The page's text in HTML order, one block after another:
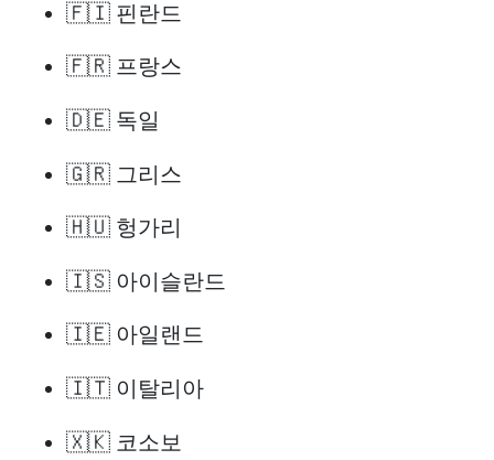
🇫🇮 핀란드
🇫🇷 프랑스
🇩🇪 독일
🇬🇷 그리스
🇭🇺 헝가리
🇮🇸 아이슬란드
🇮🇪 아일랜드
🇮🇹 이탈리아
🇽🇰 코소보